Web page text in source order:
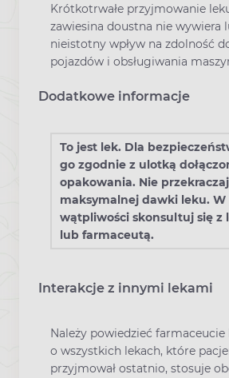
Krótkotrwałe przyjmowanie
zawiesina doustna nie wywiera
nieistotny wpływ na zdolność
pojazdów i obsługiwania
Dodatkowe informacje
To jest lek. Dla
go zgodnie z ulotką
opakowania. Nie przekraczaj
maksymalnej dawki leku.
wątpliwości skonsultuj się z
lub farmaceutą.
Interakcje z innymi lekami
Należy powiedzieć
o wszystkich lekach, które
przyjmował ostatnio, stosuje